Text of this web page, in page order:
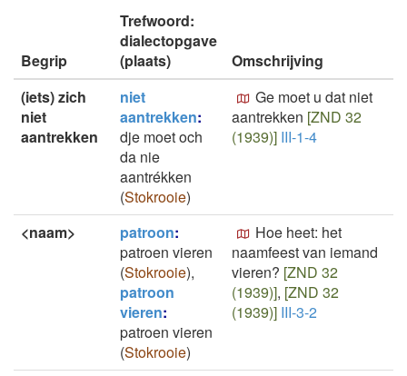
Begrip
Trefwoord:
dialectopgave
(plaats)
Omschrijving
(iets) zich
niet
aantrekken
niet
aantrekken:
dje moet och
da nie
aantrékken
(Stokrooie)
Ge moet u dat niet
aantrekken [ZND 32
(1939)] III-1-4
<naam> patroon:
patroen vieren
(Stokrooie),
patroon
vieren:
patroen vieren
(Stokrooie)
Hoe heet: het
naamfeest van iemand
vieren? [ZND 32
(1939)], [ZND 32
(1939)] III-3-2